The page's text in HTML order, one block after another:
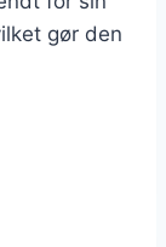
gør den